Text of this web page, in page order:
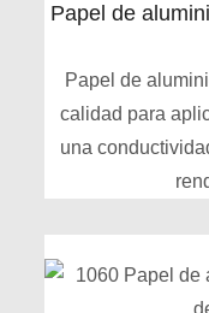
Papel de
Papel de
calidad para
una